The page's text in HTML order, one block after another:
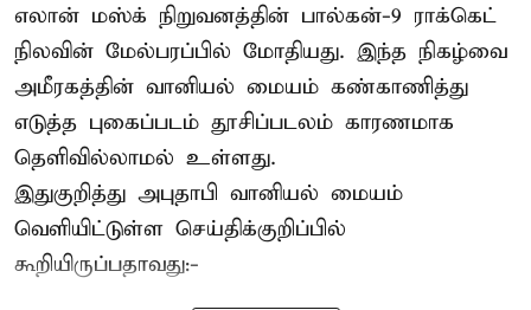
எலான் மஸ்க் நிறுவனத்தின் பால்கன்-9 ராக்கெட்
நிலவின் மேல்பரப்பில் மோதியது. இந்த நிகழ்வை
அமீரகத்தின் வானியல் மையம் கண்காணித்து
எடுத்த புகைப்படம் தூசிப்படலம் காரணமாக
தெளிவில்லாமல் உள்ளது.
இதுகுறித்து அபுதாபி வானியல் மையம்
வெளியிட்டுள்ள செய்திக்குறிப்பில்
கூறியிருப்பதாவது:-